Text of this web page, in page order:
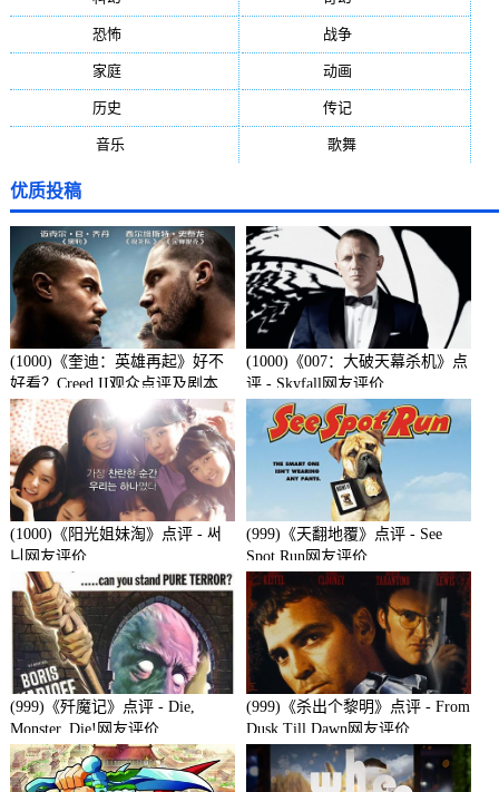
恐怖(236) 战争
家庭(195) 动画
历史 传记
音乐 歌舞(81)
优质投稿
(1000)《奎迪：英雄再起》好不
好看？Creed II观众点评及剧本
(1000)《007：大破天幕杀机》点
评 - Skyfall网友评价
(1000)《阳光姐妹淘》点评 - 써
니网友评价
(999)《天翻地覆》点评 - See
Spot Run网友评价
(999)《歼魔记》点评 - Die,
Monster, Die!网友评价
(999)《杀出个黎明》点评 - From
Dusk Till Dawn网友评价